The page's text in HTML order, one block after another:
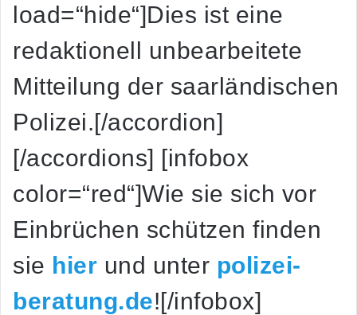
load=“hide“]Dies ist eine
redaktionell unbearbeitete
Mitteilung der saarländischen
Polizei.[/accordion]
[/accordions] [infobox
color=“red“]Wie sie sich vor
Einbrüchen schützen finden
sie hier und unter polizei-
beratung.de![/infobox]